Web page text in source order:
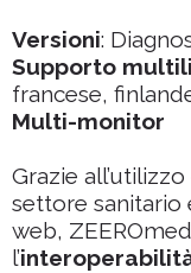
Versioni:
Supporto
francese,
Multi-monitor
Grazie
settore sanitario
web,
l’